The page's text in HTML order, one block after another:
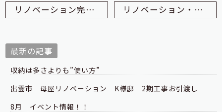
リノベーション完成間近！！
リノベーション・オブ・ザ・イヤー!!
最新の記事
収納は多さよりも”使い方”
出雲市 母屋リノベーション K様邸 2期工事お引渡し
8月 イベント情報！！